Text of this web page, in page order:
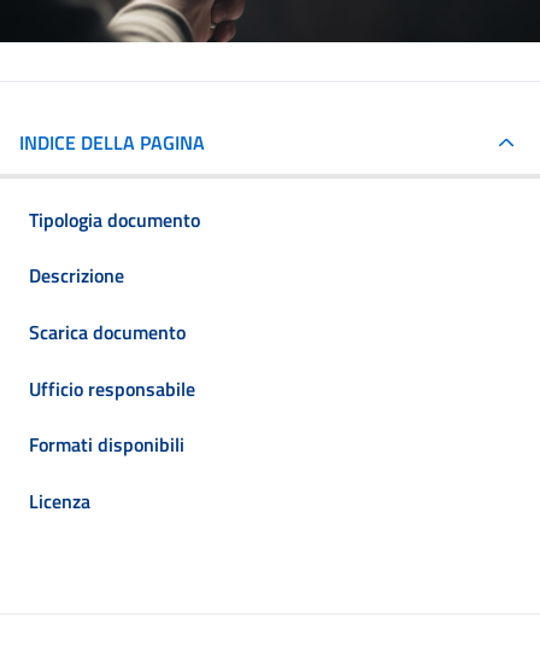
INDICE DELLA PAGINA
Tipologia documento
Descrizione
Scarica documento
Ufficio responsabile
Formati disponibili
Licenza